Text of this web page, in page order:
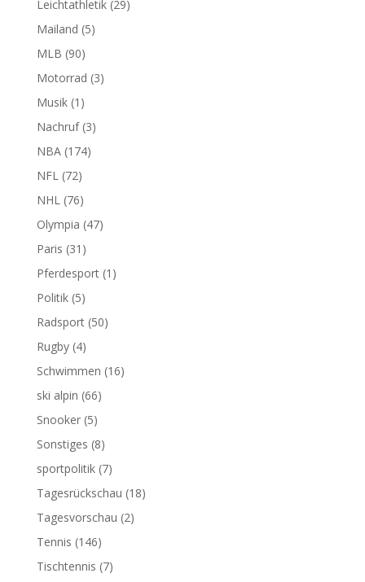
Leichtathletik(29)
Mailand (5)
MLB (90)
Motorrad (3)
Musik(1)
Nachruf(3)
NBA(174)
NFL(72)
NHL(76)
Olympia (47)
Paris (31)
Pferdesport(1)
Politik(5)
Radsport(50)
Rugby(4)
Schwimmen (16)
ski alpin (66)
Snooker(5)
Sonstiges (8)
sportpolitik(7)
Tagesrückschau (18)
Tagesvorschau (2)
Tennis (146)
Tischtennis (7)